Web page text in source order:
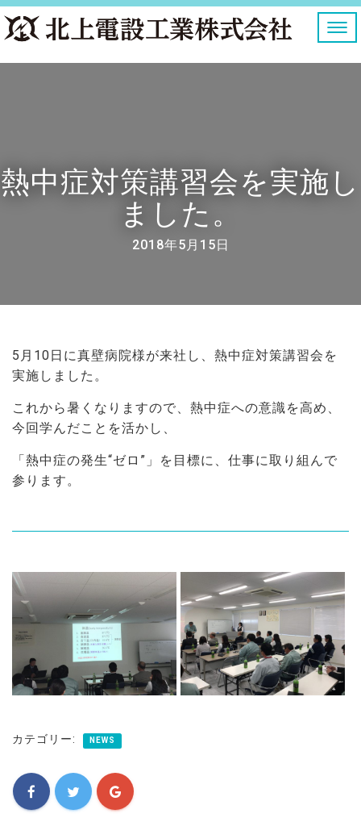
ナ
ゲ
替
え
熱中症対策講習会を実施し
ました。
2018年5月15日
5月10日に真壁病院様が来社し、熱中症対策講習会を
実施しました。
これから暑くなりますので、熱中症への意識を高め、
今回学んだことを活かし、
「熱中症の発生“ゼロ”」を目標に、仕事に取り組んで
参ります。
カテゴリー: NEWS